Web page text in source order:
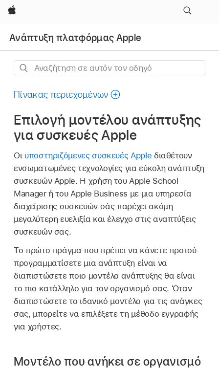
Apple
Ανάπτυξη πλατφόρμας Apple
Αναζήτηση
αυτόν
οδηγό
Πίνακας περιεχομένων
Επιλογή μοντέλου ανάπτυξης
για συσκευές Apple
Οι υποστηριζόμενες συσκευές Apple διαθέτουν
ενσωματωμένες τεχνολογίες για εύκολη ανάπτυξη
συσκευών Apple. Η χρήση του Apple School
Manager ή του Apple Business με μια υπηρεσία
διαχείρισης συσκευών σάς παρέχει ακόμη
μεγαλύτερη ευελιξία και έλεγχο στις αναπτύξεις
συσκευών σας.
Το πρώτο πράγμα που πρέπει να κάνετε προτού
προγραμματίσετε μια ανάπτυξη είναι να
διαπιστώσετε ποιο μοντέλο ανάπτυξης θα είναι
το πιο κατάλληλο για τον οργανισμό σας. Όταν
διαπιστώσετε το ιδανικό μοντέλο για τις ανάγκες
σας, μπορείτε να επιλέξετε τη μέθοδο εγγραφής
για χρήστες.
Μοντέλο που ανήκει σε οργανισμό